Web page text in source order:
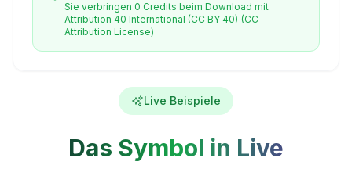
Sie verbringen 0 Credits beim Download mit
Attribution 40 International (CC BY 40) (CC
Attribution License)
Live Beispiele
Das Symbol in Live